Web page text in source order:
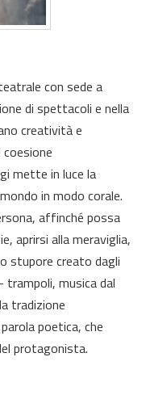
con sede a
di spettacoli e nella
creatività e
mette in luce la
in modo corale.
affinché possa
aprirsi alla meraviglia,
stupore creato dagli
musica dal
tradizione
poetica, che
protagonista.